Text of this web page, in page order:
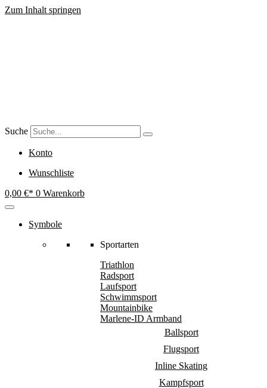
Zum Inhalt springen
Suche
Konto
Wunschliste
0,00 € 0 Warenkorb
Symbole
Sportarten
Triathlon
Radsport
Laufsport
Schwimmsport
Mountainbike
Marlene-ID Armband
Ballsport
Flugsport
Inline Skating
Kampfsport